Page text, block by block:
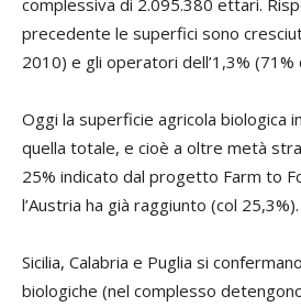
complessiva di 2.095.380 ettari.
precedente le superfici sono
2010) e gli operatori dell’1,3% (71%
Oggi la superficie agricola biologica
quella totale, e cioè a oltre metà
25% indicato dal progetto Farm to
l’Austria ha già raggiunto (col 25,3%).
Sicilia, Calabria e Puglia si
biologiche (nel complesso